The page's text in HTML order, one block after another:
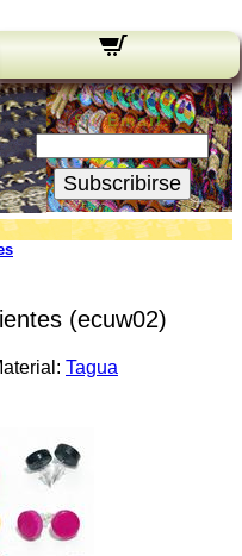
Novedades:
Su Email:
Subscribirse
(ecuw02)
Tagua